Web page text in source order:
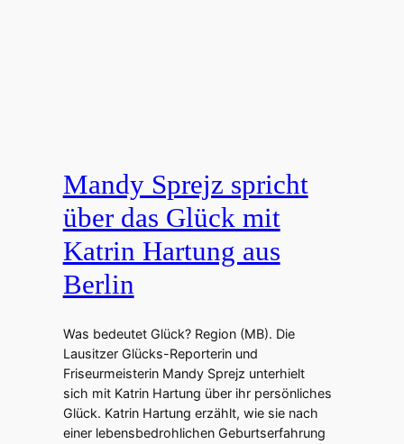
Mandy Sprejz spricht
über das Glück mit
Katrin Hartung aus
Berlin
Was bedeutet Glück? Region (MB). Die
Lausitzer Glücks-Reporterin und
Friseurmeisterin Mandy Sprejz unterhielt
sich mit Katrin Hartung über ihr persönliches
Glück. Katrin Hartung erzählt, wie sie nach
einer lebensbedrohlichen Geburtserfahrung